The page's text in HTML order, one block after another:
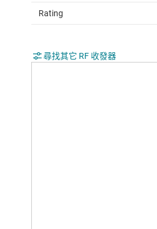
Rating
尋找其它 RF 收發器